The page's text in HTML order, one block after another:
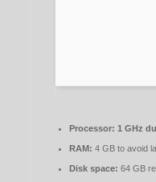
Processor: 1 GHz
RAM: 4 GB to avoid
Disk space: 64 GB